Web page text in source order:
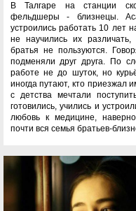
В Талгаре на станции
фельдшеры - близнецы.
устроились работать 10 лет
не научились их
братья не пользуются.
подменяли друг друга. По
работе не до шуток, но
иногда путают, кто
с детства мечтали
готовились, учились и
любовь к медицине,
почти вся семья братьев-